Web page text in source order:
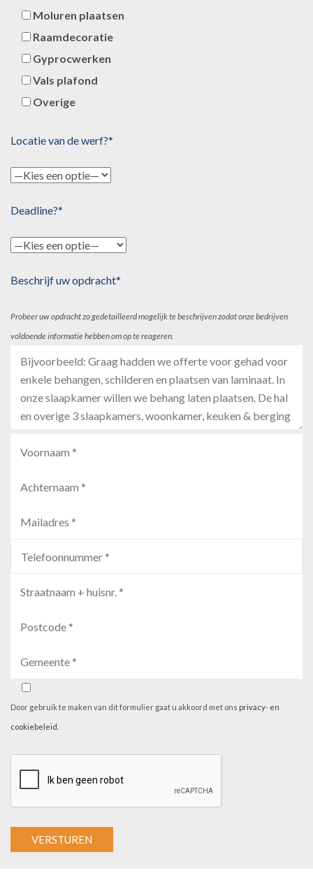
Moluren plaatsen
Raamdecoratie
Gyprocwerken
Vals plafond
Overige
Locatie van de werf?*
Deadline?*
Beschrijf uw opdracht*
Probeer uw opdracht zo gedetailleerd mogelijk te beschrijven zodat onze bedrijven
voldoende informatie hebben om op te reageren.
Door gebruik te maken van dit formulier gaat u akkoord met ons privacy- en
cookiebeleid